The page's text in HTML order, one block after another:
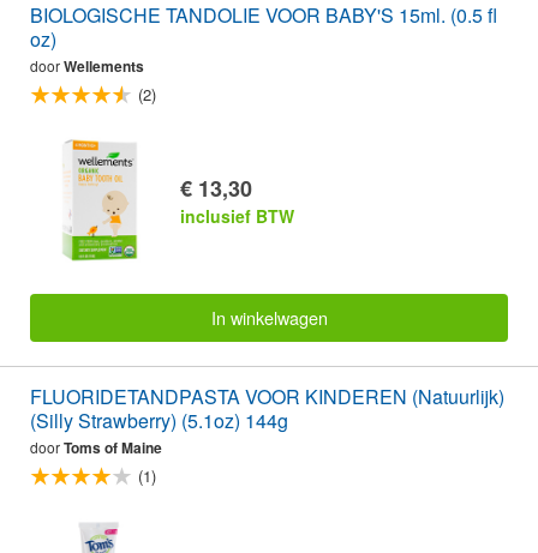
BIOLOGISCHE TANDOLIE VOOR BABY'S 15ml. (0.5 fl
oz)
doorWellements
(2)
€ 13,30
inclusief BTW
In winkelwagen
FLUORIDETANDPASTA VOOR KINDEREN (Natuurlijk)
(Silly Strawberry) (5.1oz) 144g
doorToms of Maine
(1)